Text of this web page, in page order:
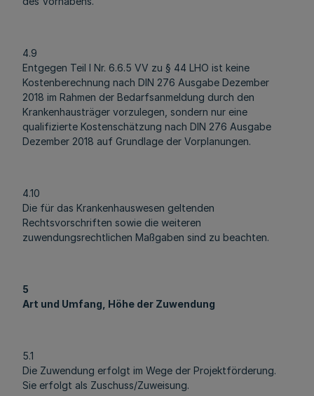
4.9
Entgegen Teil I Nr. 6.6.5 VV zu § 44 LHO ist keine
Kostenberechnung nach DIN 276 Ausgabe Dezember
2018 im Rahmen der Bedarfsanmeldung durch den
Krankenhausträger vorzulegen, sondern nur eine
qualifizierte Kostenschätzung nach DIN 276 Ausgabe
Dezember 2018 auf Grundlage der Vorplanungen.
4.10
Die für das Krankenhauswesen geltenden
Rechtsvorschriften sowie die weiteren
zuwendungsrechtlichen Maßgaben sind zu beachten.
5
Art und Umfang, Höhe der Zuwendung
5.1
Die Zuwendung erfolgt im Wege der Projektförderung.
Sie erfolgt als Zuschuss/Zuweisung.